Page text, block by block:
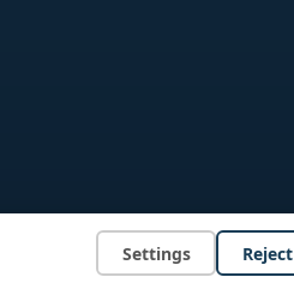
Skilmálar og skilyrði
Settings Reject